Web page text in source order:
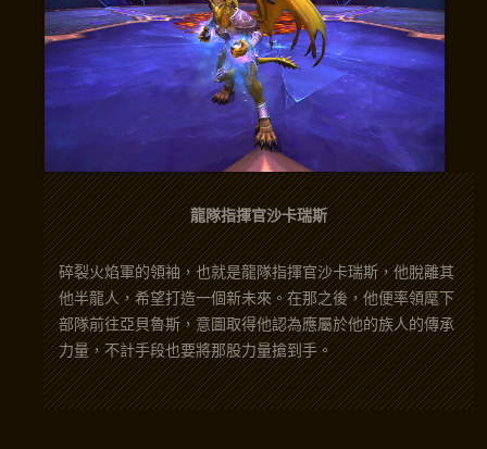
龍隊指揮官沙卡瑞斯
碎裂火焰軍的領袖，也就是龍隊指揮官沙卡瑞斯，他脫離其
他半龍人，希望打造一個新未來。在那之後，他便率領麾下
部隊前往亞貝魯斯，意圖取得他認為應屬於他的族人的傳承
力量，不計手段也要將那股力量搶到手。